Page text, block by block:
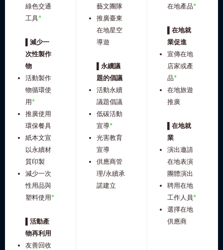
綠色交通
工具*
▌減少一
次性製作
物
活動製作
物循環使
用*
推廣使用
環保餐具
紙本文宣
以永續材
質印製
減少一次
性用品與
塑料使用*
▌活動產
物再利用
友善回收
藝文團隊
推廣臺東
在地星空
導遊
▌永續議
題的倡議
活動永續
議題倡議
低碳活動
宣導*
光害教育
宣導
供應商管
理/永續承
諾建立
在地產品*
▌在地就
業促進
宣傳在地
店家或產
品*
在地旅遊
推廣
▌在地就
業
演出邀請
在地表演
團體演出
聘用在地
工作人員*
選擇在地
供應商